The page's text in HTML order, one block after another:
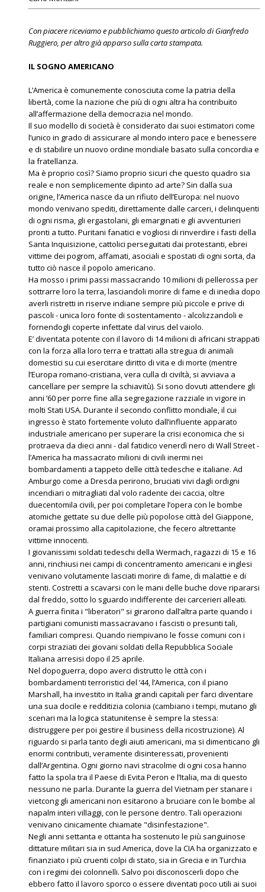
Con piacere riceviamo e pubblichiamo questo articolo di Gianfredo
Ruggiero, per altro già apparso sulla carta stampata.
IL SOGNO AMERICANO
L’America è comunemente conosciuta come la patria della
libertà, come la nazione che più di ogni altra ha contribuito
all’affermazione della democrazia nel mondo.
Il suo modello di società è considerato dai suoi estimatori come
l’unico in grado di assicurare al mondo intero pace e benessere
e di stabilire un nuovo ordine mondiale basato sulla concordia e
la fratellanza.
Ma è proprio così? Siamo proprio sicuri che questo quadro sia
reale e non semplicemente dipinto ad arte? Sin dalla sua
origine, l’America nasce da un rifiuto dell’Europa: nel nuovo
mondo venivano spediti, direttamente dalle carceri, i delinquenti
di ogni risma, gli ergastolani, gli emarginati e gli avventurieri
pronti a tutto. Puritani fanatici e vogliosi di rinverdire i fasti della
Santa Inquisizione, cattolici perseguitati dai protestanti, ebrei
vittime dei pogrom, affamati, asociali e spostati di ogni sorta, da
tutto ciò nasce il popolo americano.
Ha mosso i primi passi massacrando 10 milioni di pellerossa per
sottrarre loro la terra, lasciandoli morire di fame e di inedia dopo
averli ristretti in riserve indiane sempre più piccole e prive di
pascoli - unica loro fonte di sostentamento - alcolizzandoli e
fornendogli coperte infettate dal virus del vaiolo.
E’ diventata potente con il lavoro di 14 milioni di africani strappati
con la forza alla loro terra e trattati alla stregua di animali
domestici su cui esercitare diritto di vita e di morte (mentre
l’Europa romano-cristiana, vera culla di civiltà, si avviava a
cancellare per sempre la schiavitù). Si sono dovuti attendere gli
anni ’60 per porre fine alla segregazione razziale in vigore in
molti Stati USA. Durante il secondo conflitto mondiale, il cui
ingresso è stato fortemente voluto dall’influente apparato
industriale americano per superare la crisi economica che si
protraeva da dieci anni - dal fatidico venerdì nero di Wall Street -
l’America ha massacrato milioni di civili inermi nei
bombardamenti a tappeto delle città tedesche e italiane. Ad
Amburgo come a Dresda perirono, bruciati vivi dagli ordigni
incendiari o mitragliati dal volo radente dei caccia, oltre
duecentomila civili, per poi completare l’opera con le bombe
atomiche gettate su due delle più popolose città del Giappone,
oramai prossimo alla capitolazione, che fecero altrettante
vittime innocenti.
I giovanissimi soldati tedeschi della Wermach, ragazzi di 15 e 16
anni, rinchiusi nei campi di concentramento americani e inglesi
venivano volutamente lasciati morire di fame, di malattie e di
stenti. Costretti a scavarsi con le mani delle buche dove ripararsi
dal freddo, sotto lo sguardo indifferente dei carcerieri alleati.
A guerra finita i "liberatori" si girarono dall’altra parte quando i
partigiani comunisti massacravano i fascisti o presunti tali,
familiari compresi. Quando riempivano le fosse comuni con i
corpi straziati dei giovani soldati della Repubblica Sociale
Italiana arresisi dopo il 25 aprile.
Nel dopoguerra, dopo averci distrutto le città con i
bombardamenti terroristici del ’44, l’America, con il piano
Marshall, ha investito in Italia grandi capitali per farci diventare
una sua docile e redditizia colonia (cambiano i tempi, mutano gli
scenari ma la logica statunitense è sempre la stessa:
distruggere per poi gestire il business della ricostruzione). Al
riguardo si parla tanto degli aiuti americani, ma si dimenticano gli
enormi contributi, veramente disinteressati, provenienti
dall’Argentina. Ogni giorno navi stracolme di ogni cosa hanno
fatto la spola tra il Paese di Evita Peron e l’Italia, ma di questo
nessuno ne parla. Durante la guerra del Vietnam per stanare i
vietcong gli americani non esitarono a bruciare con le bombe al
napalm interi villaggi, con le persone dentro. Tali operazioni
venivano cinicamente chiamate "disinfestazione".
Negli anni settanta e ottanta ha sostenuto le più sanguinose
dittature militari sia in sud America, dove la CIA ha organizzato e
finanziato i più cruenti colpi di stato, sia in Grecia e in Turchia
con i regimi dei colonnelli. Salvo poi disconoscerli dopo che
ebbero fatto il lavoro sporco o essere diventati poco utili ai suoi